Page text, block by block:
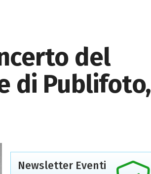
del
di Publifoto,
Newsletter Eventi